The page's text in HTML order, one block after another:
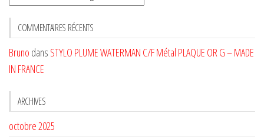
une
CATÉGORIE
COMMENTAIRES RÉCENTS
Bruno dans STYLO PLUME WATERMAN C/F Métal PLAQUE OR G – MADE
IN FRANCE
ARCHIVES
octobre 2025